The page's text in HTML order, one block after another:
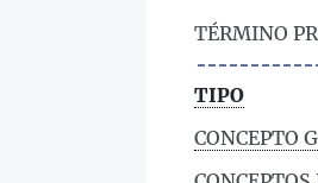
TÉRMINO
TIPO
CONCEPTO